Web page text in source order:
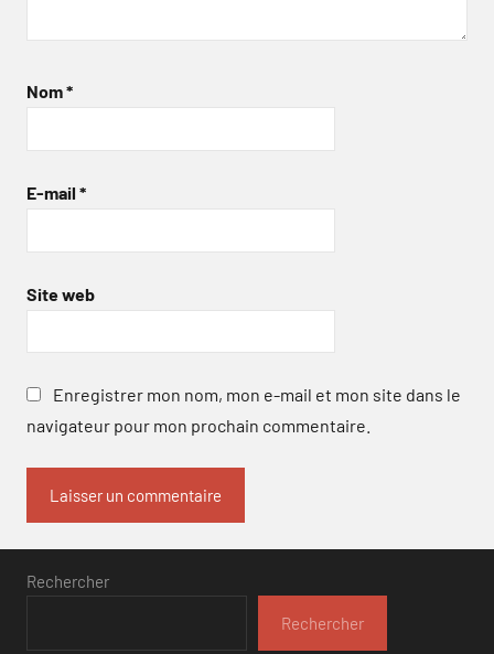
Nom*
E-mail *
Site web
Enregistrer mon nom, mon e-mail et mon site dans le
navigateur pour mon prochain commentaire.
Rechercher
Rechercher